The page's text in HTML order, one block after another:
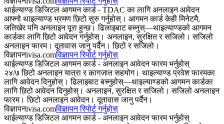
थाईल्याण्ड डिजिटल आगमन कार्ड - TDAC का लागि अनलाइन आवेदन
आफ्नो थाइल्याण्ड भ्रमण छिटो सुरु गर्नुहोस्। आगमन कार्ड केही मिनेटमै,
जतिखेर पनि अनलाइन पूरा हुन्छ। ढिलाइबाट बच्नुस्—थाइल्याण्डको आगमन
कार्डका लागि छिटो आवेदन गर्नुहोस्। अनलाइन, सुरक्षित र सजिलो। सजिलो
अनलाइन फारम। दूतावास जानु पर्दैन। छिटो र सजिलो।
विज्ञापनivisa.comविज्ञापन रिपोर्ट गर्नुहोस्
थाईल्याण्ड डिजिटल आगमन कार्ड - अनलाइन आवेदन फारम भर्नुहोस्
२४/७ छिटो अनलाइन यात्रा र कागजात सहयोग। थाइल्याण्ड प्रवेश फारमका
लागि आवेदन दिनुहोस्। ढिलाइबाट बच्नुहोस्—थाइल्याण्डको आगमन कार्डका
लागि छिटो आवेदन दिनुहोस्। अनलाइन, सुरक्षित र सजिलो। सजिलो अनलाइन
फारम। छिटो अनलाइन आवेदन। दूतावास जानु पर्दैन।
विज्ञापनivisa.comविज्ञापन रिपोर्ट गर्नुहोस्
थाईल्याण्ड डिजिटल आगमन कार्ड - अनलाइन आवेदन फारम भर्नुहोस्